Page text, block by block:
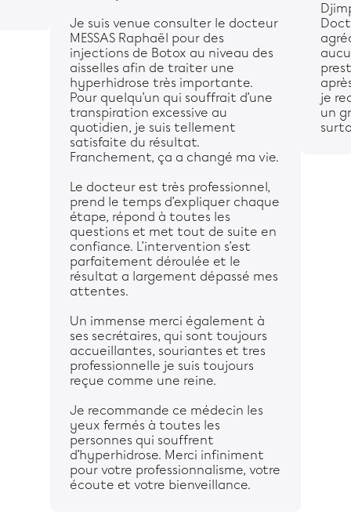
Je suis venue consulter le docteur
MESSAS Raphaël pour des
injections de Botox au niveau des
aisselles afin de traiter une
hyperhidrose très importante.
Pour quelqu’un qui souffrait d’une
transpiration excessive au
quotidien, je suis tellement
satisfaite du résultat.
Franchement, ça a changé ma vie.
Le docteur est très professionnel,
prend le temps d’expliquer chaque
étape, répond à toutes les
questions et met tout de suite en
confiance. L’intervention s’est
parfaitement déroulée et le
résultat a largement dépassé mes
attentes.
Un immense merci également à
ses secrétaires, qui sont toujours
accueillantes, souriantes et tres
professionnelle je suis toujours
reçue comme une reine.
Je recommande ce médecin les
yeux fermés à toutes les
personnes qui souffrent
d’hyperhidrose. Merci infiniment
pour votre professionnalisme, votre
écoute et votre bienveillance.
je
un